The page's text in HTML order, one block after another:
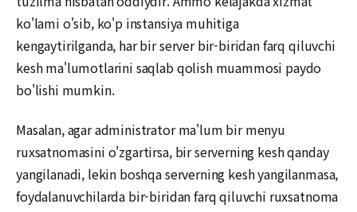
ko'lami o'sib, ko'p instansiya muhitiga
kengaytirilganda, har bir server bir-biridan farq qiluvchi
kesh ma'lumotlarini saqlab qolish muammosi paydo
bo'lishi mumkin.
Masalan, agar administrator ma'lum bir menyu
ruxsatnomasini o'zgartirsa, bir serverning kesh qanday
yangilanadi, lekin boshqa serverning kesh yangilanmasa,
foydalanuvchilarda bir-biridan farq qiluvchi ruxsatnoma